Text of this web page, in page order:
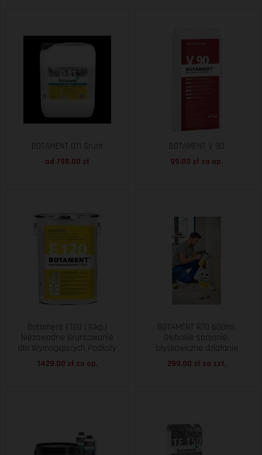
BOTAMENT D11 Grunt
od 798.00 zł
BOTAMENT V 90
99.00 zł za op.
Botament E120 (10kg.)
Niezawodne Gruntowanie
dla Wymagających Podłoży
1429.00 zł za op.
BOTAMENT R70 600ml.
Głębokie spajanie,
błyskawiczne działanie
299.00 zł za szt.